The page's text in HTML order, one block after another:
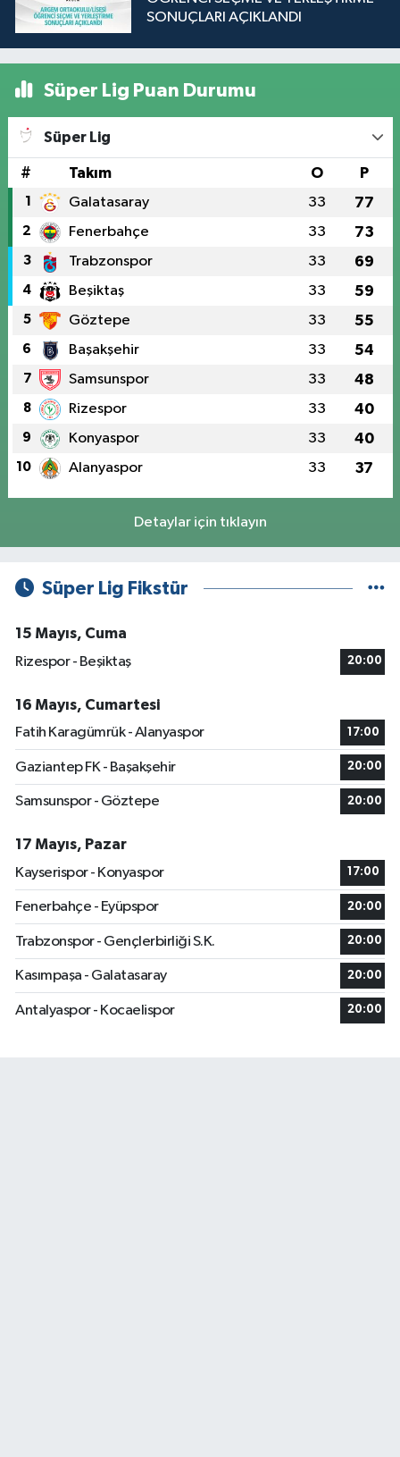
SONUÇLARI AÇIKLANDI
Süper Lig Puan Durumu
Süper Lig
# Takım O P
1 Galatasaray 33 77
2 Fenerbahçe 33 73
3 Trabzonspor 33 69
4 Beşiktaş 33 59
5 Göztepe 33 55
6 Başakşehir 33 54
7 Samsunspor 33 48
8 Rizespor 33 40
9 Konyaspor 33 40
10 Alanyaspor 33 37
Detaylar için tıklayın
Süper Lig Fikstür
15 Mayıs, Cuma
Rizespor - Beşiktaş
20:00
16 Mayıs, Cumartesi
Fatih Karagümrük - Alanyaspor
17:00
Gaziantep FK - Başakşehir 20:00
Samsunspor - Göztepe 20:00
17 Mayıs, Pazar
Kayserispor - Konyaspor
17:00
Fenerbahçe - Eyüpspor 20:00
Trabzonspor - Gençlerbirliği S.K. 20:00
Kasımpaşa - Galatasaray 20:00
Antalyaspor - Kocaelispor 20:00